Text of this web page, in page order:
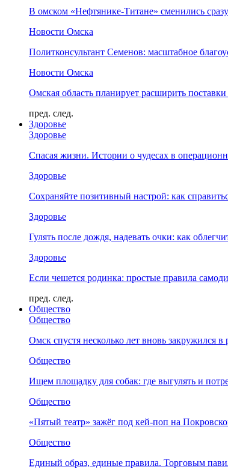
В омском «Нефтянике-Титане» сменились
Новости Омска
Политконсультант Семенов: масштабное
Новости Омска
Омская область планирует расширить
пред. след.
Здоровье
Здоровье
Спасая жизни. Истории о чудесах в
Здоровье
Сохраняйте позитивный настрой: как
Здоровье
Гулять после дождя, надевать очки: как
Здоровье
Если чешется родинка: простые правила
пред. след.
Общество
Общество
Омск спустя несколько лет вновь закружился в
Общество
Ищем площадку для собак: где выгулять и
Общество
«Пятый театр» зажёг под кей-поп на
Общество
Единый образ, единые правила. Торговым